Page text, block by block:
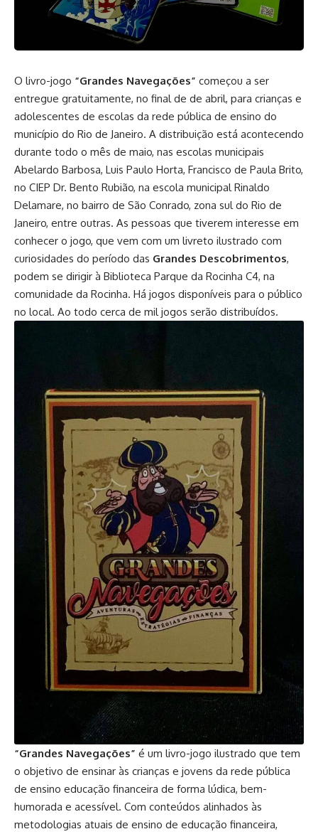
O livro-jogo “Grandes Navegações” começou a ser
entregue gratuitamente, no final de de abril, para crianças e
adolescentes de escolas da rede pública de ensino do
município do Rio de Janeiro. A distribuição está acontecendo
durante todo o mês de maio, nas escolas municipais
Abelardo Barbosa, Luis Paulo Horta, Francisco de Paula Brito,
no CIEP Dr. Bento Rubião, na escola municipal Rinaldo
Delamare, no bairro de São Conrado, zona sul do Rio de
Janeiro, entre outras. As pessoas que tiverem interesse em
conhecer o jogo, que vem com um livreto ilustrado com
curiosidades do período das Grandes Descobrimentos,
podem se dirigir à Biblioteca Parque da Rocinha C4, na
comunidade da Rocinha. Há jogos disponíveis para o público
no local. Ao todo cerca de mil jogos serão distribuídos.
“Grandes Navegações” é um livro-jogo ilustrado que tem
o objetivo de ensinar às crianças e jovens da rede pública
de ensino educação financeira de forma lúdica, bem-
humorada e acessível. Com conteúdos alinhados às
metodologias atuais de ensino de educação financeira,